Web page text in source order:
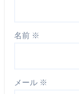
名前 ※
メール ※